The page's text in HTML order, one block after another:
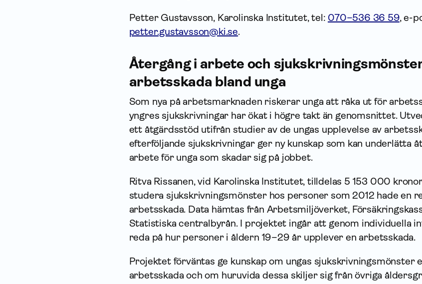
Petter Gustavsson, Karolinska Institutet, tel: 070–536 36 59, e-
petter.gustavsson@ki.se.
Återgång i arbete och
arbetsskada bland unga
Som nya på arbets­marknaden riskerar unga att råka ut för
yngres sjukskrivningar har ökat i högre takt än genomsnittet.
ett åtgärdsstöd utifrån studier av de ungas upplevelse av
efterföljande sjukskrivningar ger ny kunskap som kan underlätta
arbete för unga som skadar sig på jobbet.
Ritva Rissanen, vid Karolinska Institutet, tilldelas 5 153 000
studera sjukskrivningsmönster hos personer som 2012 hade en
arbetsskada. Data hämtas från Arbetsmiljöverket,
Statistiska centralbyrån. I projektet ingår att genom individuella
reda på hur personer i åldern 19–29 år upplever en arbetsskada.
Projektet förväntas ge kunskap om ungas sjukskrivningsmönster
arbetsskada och om huruvida dessa skiljer sig från övriga